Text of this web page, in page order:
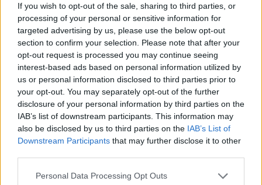
If you wish to opt-out of the sale, sharing to third parties, or
processing of your personal or sensitive information for
targeted advertising by us, please use the below opt-out
section to confirm your selection. Please note that after your
opt-out request is processed you may continue seeing
interest-based ads based on personal information utilized by
us or personal information disclosed to third parties prior to
your opt-out. You may separately opt-out of the further
disclosure of your personal information by third parties on the
IAB’s list of downstream participants. This information may
also be disclosed by us to third parties on the IAB’s List of
Downstream Participants that may further disclose it to other
Personal Data Processing Opt Outs
2023-05-30
Contributo a fondo perduto [e modifiche ai sensi
della decisione SA. 62668 e decisione C(2022) 171 final)
SA 101076)
agenzia delle entrate
18.124 euro
2023-03-29
esenzioni fiscali e crediti d'imposta adottati a
seguito della crisi economica causata dall'epidemia di
COVID-19 [con mo
agenzia delle entrate
9.443 euro
2023-01-20